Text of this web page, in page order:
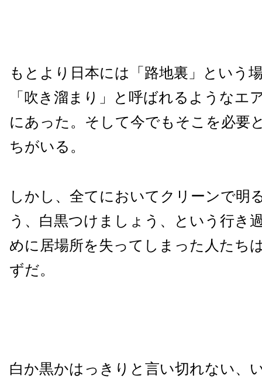
もとより日本には「路地裏」という
「吹き溜まり」と呼ばれるようなエ
にあった。そして今でもそこを必要
ちがいる。
しかし、全てにおいてクリーンで明
う、白黒つけましょう、という行き
めに居場所を失ってしまった人たち
ずだ。
白か黒かはっきりと言い切れない、